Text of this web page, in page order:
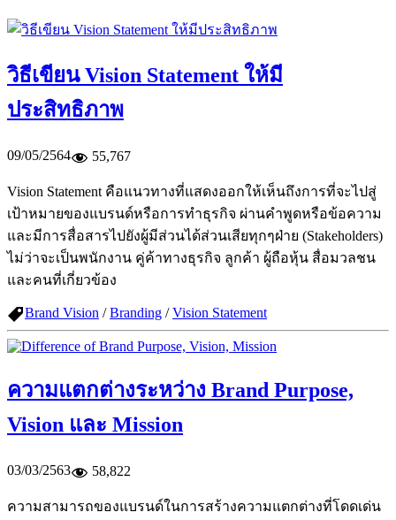
วิธีเขียน Vision Statement ให้มี
ประสิทธิภาพ
09/05/2564 55,767
Vision Statement คือแนวทางที่แสดงออกให้เห็นถึงการที่จะไปสู่
เป้าหมายของแบรนด์หรือการทำธุรกิจ ผ่านคำพูดหรือข้อความ
และมีการสื่อสารไปยังผู้มีส่วนได้ส่วนเสียทุกๆฝ่าย (Stakeholders)
ไม่ว่าจะเป็นพนักงาน คู่ค้าทางธุรกิจ ลูกค้า ผู้ถือหุ้น สื่อมวลชน
และคนที่เกี่ยวข้อง
Brand Vision /Branding /Vision Statement
ความแตกต่างระหว่าง Brand Purpose,
Vision และ Mission
03/03/2563 58,822
ความสามารถของแบรนด์ในการสร้างความแตกต่างที่โดดเด่น